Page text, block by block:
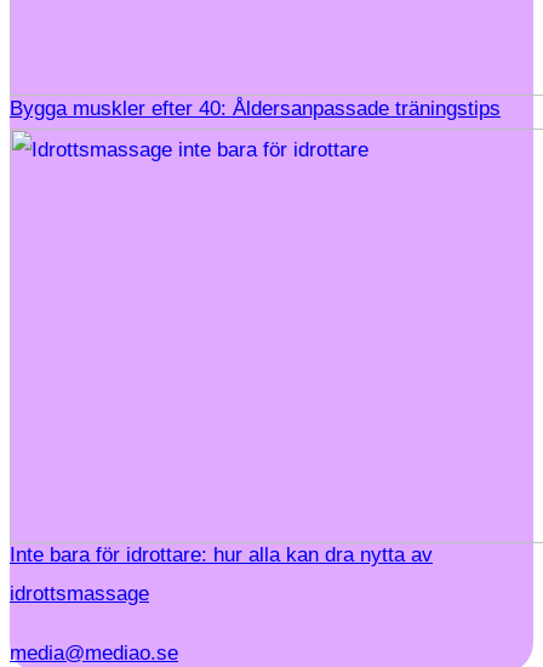
Bygga muskler efter 40: Åldersanpassade träningstips
Inte bara för idrottare: hur alla kan dra nytta av
idrottsmassage
media@mediao.se